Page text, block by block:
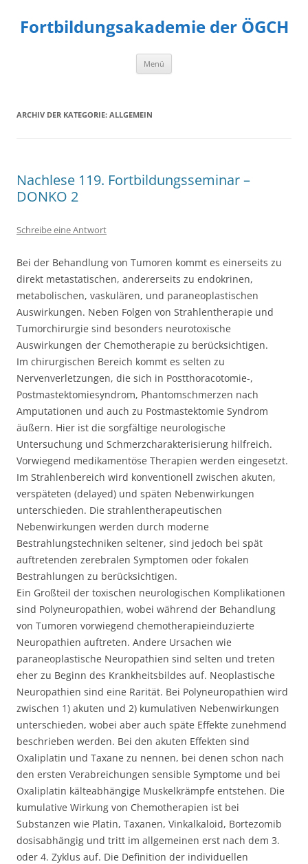
Fortbildungsakademie der ÖGCH
Menü
ARCHIV DER KATEGORIE: ALLGEMEIN
Nachlese 119. Fortbildungsseminar –
DONKO 2
Schreibe eine Antwort
Bei der Behandlung von Tumoren kommt es einerseits zu
direkt metastatischen, andererseits zu endokrinen,
metabolischen, vaskulären, und paraneoplastischen
Auswirkungen. Neben Folgen von Strahlentherapie und
Tumorchirurgie sind besonders neurotoxische
Auswirkungen der Chemotherapie zu berücksichtigen.
Im chirurgischen Bereich kommt es selten zu
Nervenverletzungen, die sich in Postthoracotomie-,
Postmastektomiesyndrom, Phantomschmerzen nach
Amputationen und auch zu Postmastektomie Syndrom
äußern. Hier ist die sorgfältige neurologische
Untersuchung und Schmerzcharakterisierung hilfreich.
Vorwiegend medikamentöse Therapien werden eingesetzt.
Im Strahlenbereich wird konventionell zwischen akuten,
verspäteten (delayed) und späten Nebenwirkungen
unterschieden. Die strahlentherapeutischen
Nebenwirkungen werden durch moderne
Bestrahlungstechniken seltener, sind jedoch bei spät
auftretenden zerebralen Symptomen oder fokalen
Bestrahlungen zu berücksichtigen.
Ein Großteil der toxischen neurologischen Komplikationen
sind Polyneuropathien, wobei während der Behandlung
von Tumoren vorwiegend chemotherapieinduzierte
Neuropathien auftreten. Andere Ursachen wie
paraneoplastische Neuropathien sind selten und treten
eher zu Beginn des Krankheitsbildes auf. Neoplastische
Neuropathien sind eine Rarität. Bei Polyneuropathien wird
zwischen 1) akuten und 2) kumulativen Nebenwirkungen
unterschieden, wobei aber auch späte Effekte zunehmend
beschrieben werden. Bei den akuten Effekten sind
Oxaliplatin und Taxane zu nennen, bei denen schon nach
den ersten Verabreichungen sensible Symptome und bei
Oxaliplatin kälteabhängige Muskelkrämpfe entstehen. Die
kumulative Wirkung von Chemotherapien ist bei
Substanzen wie Platin, Taxanen, Vinkalkaloid, Bortezomib
dosisabhängig und tritt im allgemeinen erst nach dem 3.
oder 4. Zyklus auf. Die Definition der individuellen